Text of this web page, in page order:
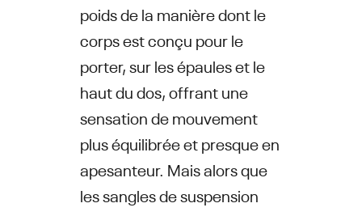
poids de la manière dont le
corps est conçu pour le
porter, sur les épaules et le
haut du dos, offrant une
sensation de mouvement
plus équilibrée et presque en
apesanteur. Mais alors que
les sangles de suspension